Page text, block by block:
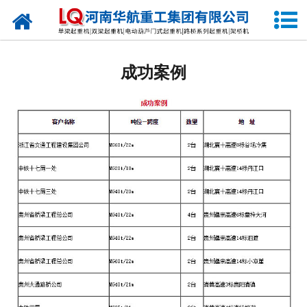
网站首页
公司新闻
生产现场
发货现场
视频中心
资质荣誉
公司业绩
成功案例